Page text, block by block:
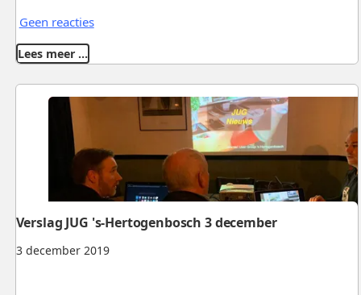
Geen reacties
Lees meer …
3 december 2019
Verslag JUG 's-Hertogenbosch 3 december